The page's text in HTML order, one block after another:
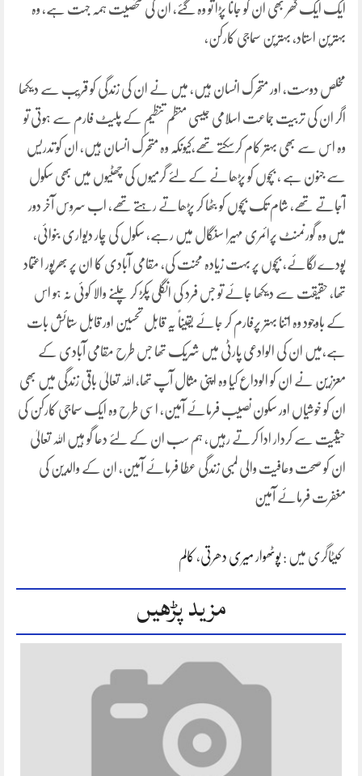
ایک ایک گھر بھی ان کو جانا پڑا تو وہ گئے، ان کی شخصیت ہمہ جہت ہے، وہ
بہترین استاد، بہترین سماجی کارکن،
مخلص دوست، اور متحرک انسان ہیں، میں نے ان کی زندگی کو قریب سے دیکھا
اگر ان کی تربیت جماعت اسلامی جیسی منظم تنظیم کے پلیٹ فارم سے ہوتی تو
وہ اس سے بھی بہتر کام کرسکتے تھے،کیونکہ وہ متحرک انسان ہیں، ان کو تدریس
سے جنون ہے ، بچوں کو پڑھانے کے لئے گرمیوں کی چھٹیوں میں بھی سکول
آجاتے تھے، شام تک بچوں کو بٹھا کر پڑھاتے رہتے تھے، اب سروس آخر دور
میں وہ گورنمنٹ پرائمری مہیرا سنگال میں رہے، سکول کی چار دیواری بنوائی،
پودے لگائے، بچوں پر بہت زیادہ محنت کی، مقامی آبادی کا ان پر بھرپور اعتماد
تھا، حقیقت سے دیکھا جائے تو جس فرد کی انگلی پکڑ کر چلنے والا کوئی نہ ہو اس
کے باوجود وہ اتنا بہتر پرفارم کر جائے یقیناً یہ قابل تحسین اور قابل ستائش بات
ہے،میں ان کی الوادعی پارٹی میں شریک تھا جس طرح مقامی آبادی کے
معززین نے ان کو الوداع کیا وہ اپنی مثال آپ تھا، اللہ تعالیٰ باقی زندگی میں بھی
ان کو خوشیاں اور سکون نصیب فرمائے آمین، اسی طرح وہ ایک سماجی کارکن کی
حیثیت سے کردار ادا کرتے رہیں، ہم سب ان کے لئے دعا گو ہیں اللہ تعالیٰ
ان کو صحت وعافیت والی لمبی زندگی عطا فرمائے آمین، ان کے والدین کی
مغفرت فرمائے آمین
کیٹاگری میں :پوٹھوار میری دھرتی، کالم
مزید پڑھیں